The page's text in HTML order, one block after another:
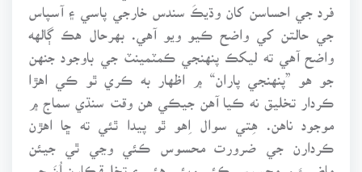
فرد جي احساسن کان وڌيڪَ سندس خارجي پاسي ۽ آسپاس
جي حالتن کي واضح ڪيو ويو آهي. بهرحال هڪ ڳالهه
واضح آهي ته ليکڪ پنهنجي ڪمٽمينٽ جي باوجود جنهن
جو هو ”پنهنجي پاران“ ۾ اظهار به ڪري ٿو ڪي اهڙا
ڪردار تخليق نه ڪيا آهن جيڪي هن وقت سنڌي سماج ۾
موجود ناهن. هِتي سوال اِهو ٿو پيدا ٿئي ته ڇا اهڙن
ڪردارن جي ضرورت محسوس ڪئي وڃي ٿي جيئن
ماضيءَ ۾ محسوس ڪئي ويئي هئي ۽ تخليقڪارن اُنَ جي